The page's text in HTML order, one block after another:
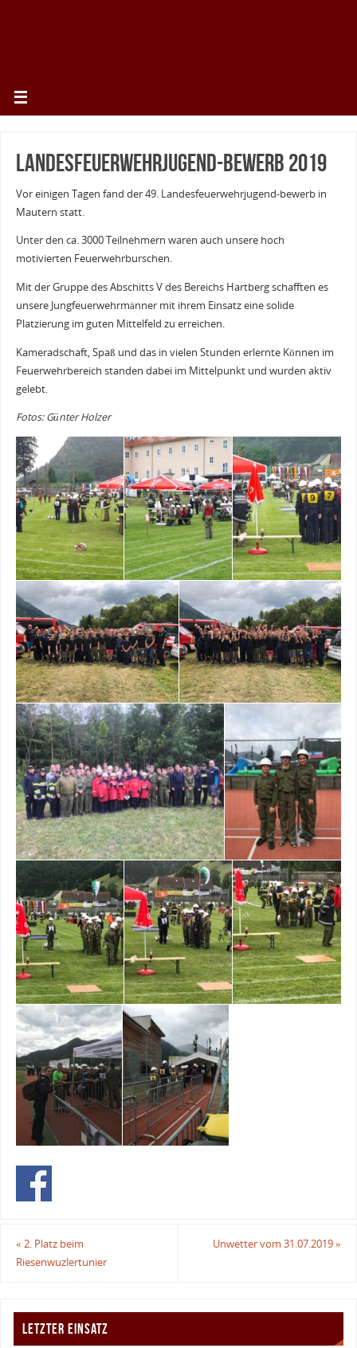
Landesfeuerwehrjugend-Bewerb 2019
Vor einigen Tagen fand der 49. Landesfeuerwehrjugend-bewerb in
Mautern statt.
Unter den ca. 3000 Teilnehmern waren auch unsere hoch
motivierten Feuerwehrburschen.
Mit der Gruppe des Abschitts V des Bereichs Hartberg schafften es
unsere Jungfeuerwehrmänner mit ihrem Einsatz eine solide
Platzierung im guten Mittelfeld zu erreichen.
Kameradschaft, Spaß und das in vielen Stunden erlernte Können im
Feuerwehrbereich standen dabei im Mittelpunkt und wurden aktiv
gelebt.
Fotos: Günter Holzer
« 2. Platz beim
Riesenwuzlertunier
Unwetter vom 31.07.2019»
LETZTER EINSATZ